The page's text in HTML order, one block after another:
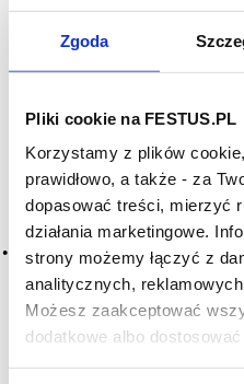
Zgoda
Pliki cookie na FESTUS.PL
Korzystamy z plików
prawidłowo, a także - za
dopasować treści, mierzyć
działania marketingowe.
strony możemy łączyć z
analitycznych,
Możesz zaakceptować
dodatkowe alboCzy masz
Kopke Porto
Kopke Vintage 2016
499,00 zł